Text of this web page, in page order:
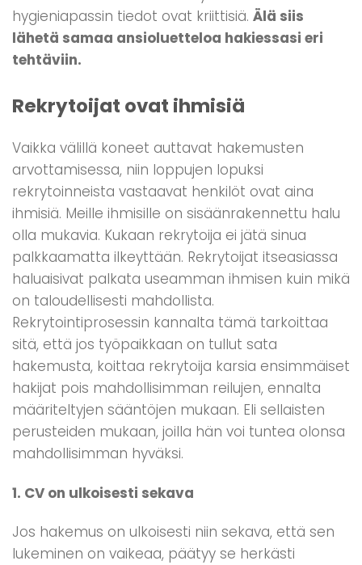
hygieniapassin tiedot ovat kriittisiä. Älä siis
lähetä samaa ansioluetteloa hakiessasi eri
tehtäviin.
Rekrytoijat ovat ihmisiä
Vaikka välillä koneet auttavat hakemusten
arvottamisessa, niin loppujen lopuksi
rekrytoinneista vastaavat henkilöt ovat aina
ihmisiä. Meille ihmisille on sisäänrakennettu halu
olla mukavia. Kukaan rekrytoija ei jätä sinua
palkkaamatta ilkeyttään. Rekrytoijat itseasiassa
haluaisivat palkata useamman ihmisen kuin mikä
on taloudellisesti mahdollista.
Rekrytointiprosessin kannalta tämä tarkoittaa
sitä, että jos työpaikkaan on tullut sata
hakemusta, koittaa rekrytoija karsia ensimmäiset
hakijat pois mahdollisimman reilujen, ennalta
määriteltyjen sääntöjen mukaan. Eli sellaisten
perusteiden mukaan, joilla hän voi tuntea olonsa
mahdollisimman hyväksi.
1. CV on ulkoisesti sekava
Jos hakemus on ulkoisesti niin sekava, että sen
lukeminen on vaikeaa, päätyy se herkästi